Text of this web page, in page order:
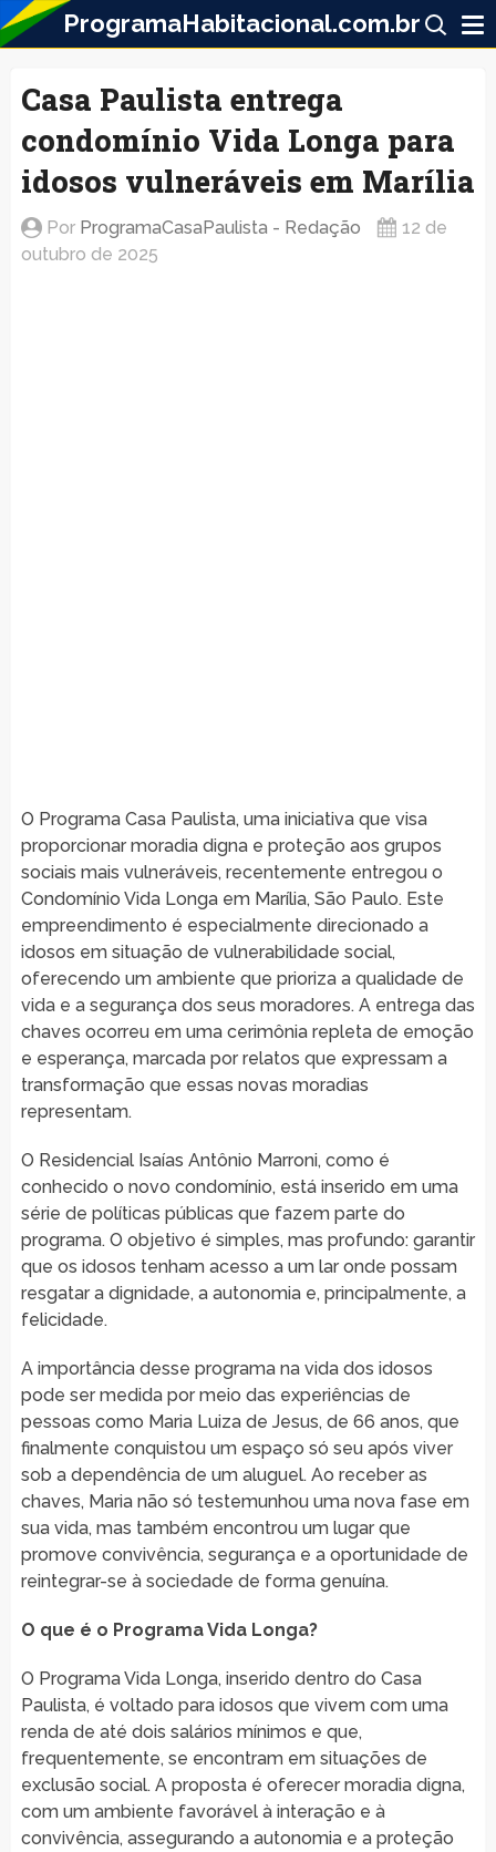
ProgramaHabitacional.com.br
Casa Paulista entrega
condomínio Vida Longa para
idosos vulneráveis em Marília
Por ProgramaCasaPaulista - Redação
12 de
outubro de 2025
O Programa Casa Paulista, uma iniciativa que visa
proporcionar moradia digna e proteção aos grupos
sociais mais vulneráveis, recentemente entregou o
Condomínio Vida Longa em Marília, São Paulo. Este
empreendimento é especialmente direcionado a
idosos em situação de vulnerabilidade social,
oferecendo um ambiente que prioriza a qualidade de
vida e a segurança dos seus moradores. A entrega das
chaves ocorreu em uma cerimônia repleta de emoção
e esperança, marcada por relatos que expressam a
transformação que essas novas moradias
representam.
O Residencial Isaías Antônio Marroni, como é
conhecido o novo condomínio, está inserido em uma
série de políticas públicas que fazem parte do
programa. O objetivo é simples, mas profundo: garantir
que os idosos tenham acesso a um lar onde possam
resgatar a dignidade, a autonomia e, principalmente, a
felicidade.
A importância desse programa na vida dos idosos
pode ser medida por meio das experiências de
pessoas como Maria Luiza de Jesus, de 66 anos, que
finalmente conquistou um espaço só seu após viver
sob a dependência de um aluguel. Ao receber as
chaves, Maria não só testemunhou uma nova fase em
sua vida, mas também encontrou um lugar que
promove convivência, segurança e a oportunidade de
reintegrar-se à sociedade de forma genuína.
O que é o Programa Vida Longa?
O Programa Vida Longa, inserido dentro do Casa
Paulista, é voltado para idosos que vivem com uma
renda de até dois salários mínimos e que,
frequentemente, se encontram em situações de
exclusão social. A proposta é oferecer moradia digna,
com um ambiente favorável à interação e à
convivência, assegurando a autonomia e a proteção